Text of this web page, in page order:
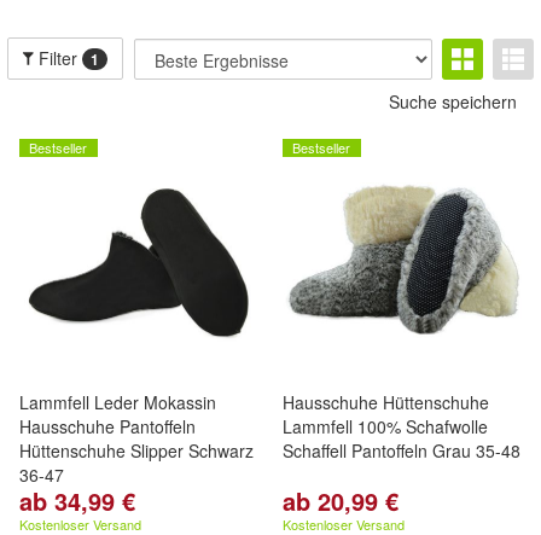
Filter 1
Suche speichern
Bestseller
Lammfell Leder Mokassin
Hausschuhe Pantoffeln
Hüttenschuhe Slipper Schwarz
36-47
ab 34,99 €
Kostenloser Versand
Bestseller
Hausschuhe Hüttenschuhe
Lammfell 100% Schafwolle
Schaffell Pantoffeln Grau 35-48
ab 20,99 €
Kostenloser Versand